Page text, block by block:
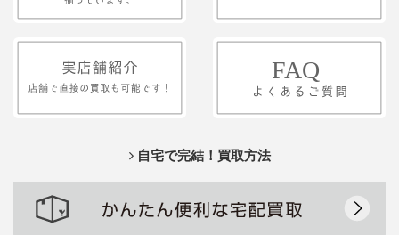
自宅で完結！買取方法